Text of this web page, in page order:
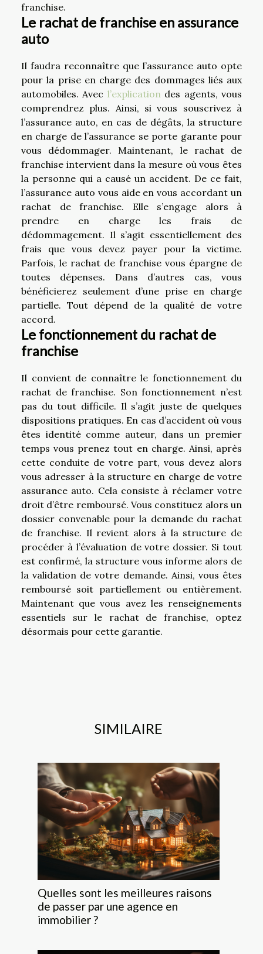
franchise.
Le rachat de franchise en assurance
auto
Il faudra reconnaître que l’assurance auto opte
pour la prise en charge des dommages liés aux
automobiles. Avec l’explication des agents, vous
comprendrez plus. Ainsi, si vous souscrivez à
l’assurance auto, en cas de dégâts, la structure
en charge de l’assurance se porte garante pour
vous dédommager. Maintenant, le rachat de
franchise intervient dans la mesure où vous êtes
la personne qui a causé un accident. De ce fait,
l’assurance auto vous aide en vous accordant un
rachat de franchise. Elle s’engage alors à
prendre en charge les frais de
dédommagement. Il s’agit essentiellement des
frais que vous devez payer pour la victime.
Parfois, le rachat de franchise vous épargne de
toutes dépenses. Dans d’autres cas, vous
bénéficierez seulement d’une prise en charge
partielle. Tout dépend de la qualité de votre
accord.
Le fonctionnement du rachat de
franchise
Il convient de connaître le fonctionnement du
rachat de franchise. Son fonctionnement n’est
pas du tout difficile. Il s’agit juste de quelques
dispositions pratiques. En cas d’accident où vous
êtes identité comme auteur, dans un premier
temps vous prenez tout en charge. Ainsi, après
cette conduite de votre part, vous devez alors
vous adresser à la structure en charge de votre
assurance auto. Cela consiste à réclamer votre
droit d’être remboursé. Vous constituez alors un
dossier convenable pour la demande du rachat
de franchise. Il revient alors à la structure de
procéder à l’évaluation de votre dossier. Si tout
est confirmé, la structure vous informe alors de
la validation de votre demande. Ainsi, vous êtes
remboursé soit partiellement ou entièrement.
Maintenant que vous avez les renseignements
essentiels sur le rachat de franchise, optez
désormais pour cette garantie.
SIMILAIRE
Quelles sont les meilleures raisons
de passer par une agence en
immobilier ?